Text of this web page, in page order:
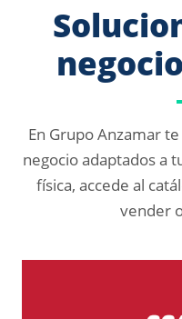
En Grupo Anzamar
negocio adaptados a
física, accede al
vender